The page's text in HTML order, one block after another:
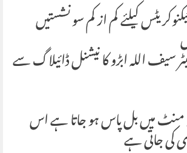
کیلئے کم از کم سو نشستیں
سیف اللہ ابڑو کا نیشنل ڈائیلاگ سے
منٹ میں بل پاس ہو جاتا ہے اس
جاتی ہے